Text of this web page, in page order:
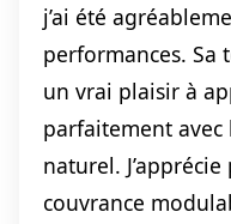
j’ai été
performances. Sa
un vrai plaisir à
parfaitement
naturel.
couvrance